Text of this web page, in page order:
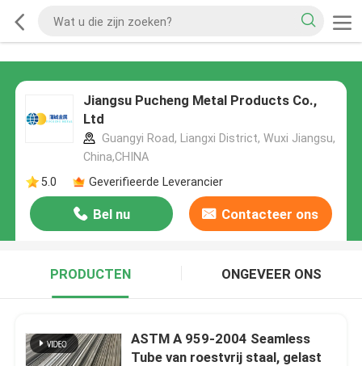
Jiangsu Pucheng Metal Products Co.,
Ltd
Guangyi Road, Liangxi District, Wuxi Jiangsu,
China,CHINA
5.0
Geverifieerde Leverancier
Bel nu Contacteer ons
PRODUCTEN ONGEVEER ONS
ASTM A 959-2004 Seamless
Tube van roestvrij staal, gelast